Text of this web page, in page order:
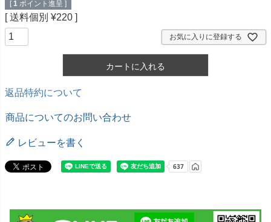
[ 1 ポイント進呈 ]
送料個別 ¥220
お気に入りに登録する
カートに入れる
返品特約について
商品についてのお問い合わせ
レビューを書く